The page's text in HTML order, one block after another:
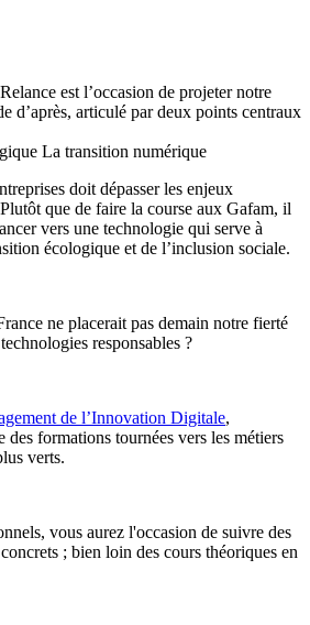
est l’occasion de projeter notre
d’après, articulé par deux points centraux
La transition numérique
doit dépasser les enjeux
que de faire la course aux Gafam, il
vers une technologie qui serve à
écologique et de l’inclusion sociale.
ne placerait pas demain notre fierté
responsables ?
de l’Innovation Digitale,
formations tournées vers les métiers
verts.
vous aurez l'occasion de suivre des
; bien loin des cours théoriques en